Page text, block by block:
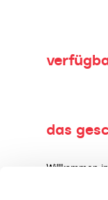
das
Willkommen
Herstellung